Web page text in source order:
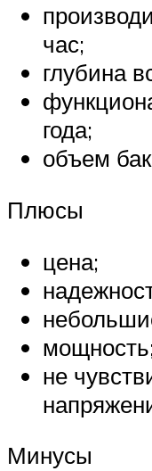
час;
глубина
года;
объем
Плюсы
цена;
не
Минусы